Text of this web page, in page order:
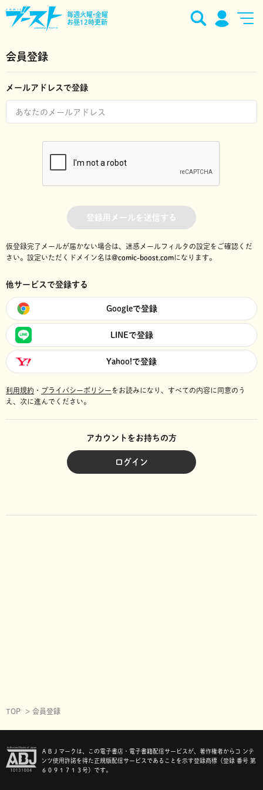
毎週火曜•金曜
お昼12時更新
会員登録
メールアドレスで登録
登録用メールを送信する
仮登録完了メールが届かない場合は、迷惑メールフィルタの設定をご確認くだ
さい。 設定いただくドメイン名は@comic-boost.comになります。
他サービスで登録する
Googleで登録
LINEで登録
Yahoo!で登録
利用規約 ・ プライバシーポリシーをお読みになり、 すべての内容に同意のう
え、次に進んでください。
アカウントをお持ちの方
ログイン
TOP 会員登録
ＡＢＪマークは、この電子書店・電子書籍配信サービスが、著作権者からコ ンテ
ンツ使用許諾を得た正規版配信サービスであることを示す登録商標（登録 番号 第
６０９１７１３号）です。